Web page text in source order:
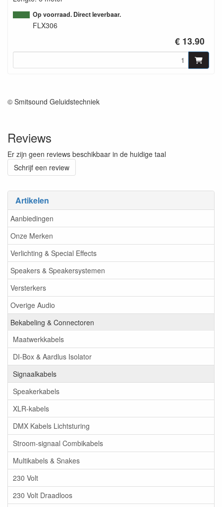
Artikelen
Aanbiedingen
Onze Merken
Verlichting & Special Effects
Speakers & Speakersystemen
Versterkers
Overige Audio
Bekabeling & Connectoren
Maatwerkkabels
DI-Box & Aardlus Isolator
Signaalkabels
Speakerkabels
XLR-kabels
DMX Kabels Lichtsturing
Stroom-signaal Combikabels
Multikabels & Snakes
230 Volt
230 Volt Draadloos
Op voorraad. Direct leverbaar.
FLX306
€ 13.90
© Smitsound Geluidstechniek
Reviews
Er zijn geen reviews beschikbaar in de huidige taal
Schrijf een review